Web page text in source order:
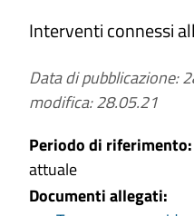
Riferimenti
Obblighi di
interventi
vigente.
Contenuti
Interventi connessi
Data di pubblicazione:
modifica: 28.05.21
Periodo di riferimento:
attuale
Documenti allegati: